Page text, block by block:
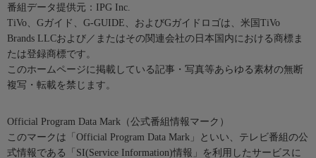
番組データ提供元：IPG Inc.
TiVo、Gガイド、G-GUIDE、およびGガイドロゴは、米国TiVo
Brands LLCおよび／またはその関連会社の日本国内における商標ま
たは登録商標です。
このホームページに掲載している記事・写真等あらゆる素材の無断
複写・転載を禁じます。
Official Program Data Mark（公式番組情報マーク）
このマークは「Official Program Data Mark」といい、テレビ番組の公
式情報である「SI(Service Information)情報」を利用したサービスに